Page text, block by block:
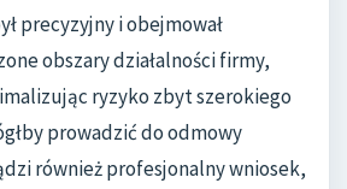
precyzyjny i obejmował
obszary działalności firmy,
ryzyko zbyt szerokiego
prowadzić do odmowy
również profesjonalny wniosek,